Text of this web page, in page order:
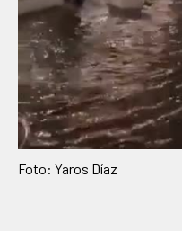
Foto: Yaros Díaz